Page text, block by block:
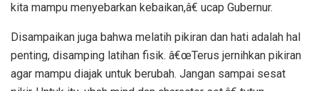
kita mampu menyebarkan kebaikan,â€ ucap Gubernur.
Disampaikan juga bahwa melatih pikiran dan hati adalah hal
penting, disamping latihan fisik. â€œTerus jernihkan pikiran
agar mampu diajak untuk berubah. Jangan sampai sesat